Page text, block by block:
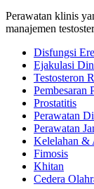
Perawatan klinis
manajemen
Disfungsi
Ejakulasi
Testosteron
Pembesaran
Prostatitis
Perawatan
Perawatan
Kelelahan &
Fimosis
Khitan
Cedera